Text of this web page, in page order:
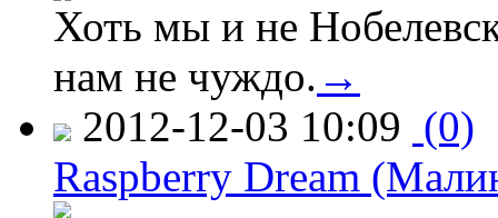
Хоть мы и не
нам не чуждо. →
2012-12-03 10:09 (0)
Raspberry Dream